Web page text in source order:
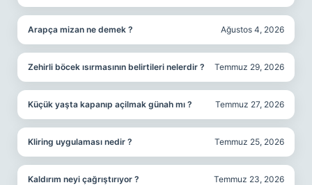
Arapça mizan ne demek ? Ağustos 4, 2026
Zehirli böcek ısırmasının belirtileri nelerdir ? Temmuz 29, 2026
Küçük yaşta kapanıp açilmak günah mı ? Temmuz 27, 2026
Kliring uygulaması nedir ? Temmuz 25, 2026
Kaldırım neyi çağrıştırıyor ? Temmuz 23, 2026